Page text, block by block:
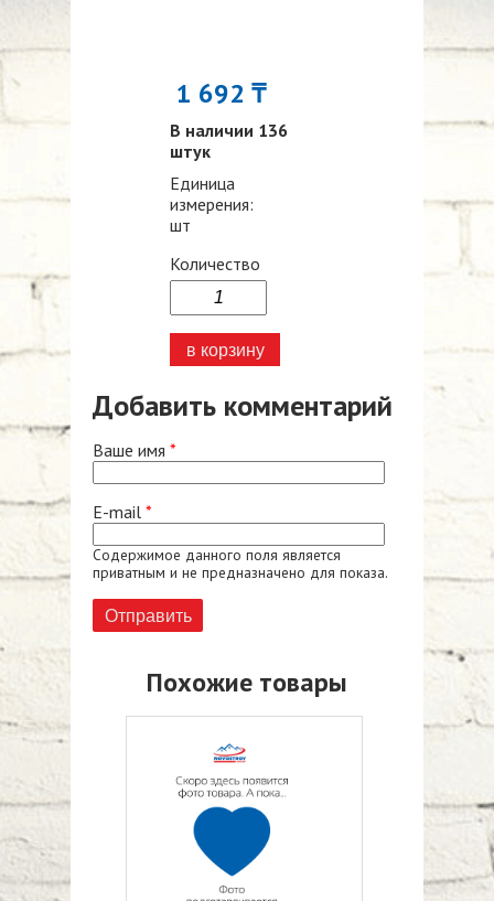
1 692 ₸
В наличии 136
штук
Единица
измерения:
шт
Количество
Добавить комментарий
Ваше имя *
E-mail *
Содержимое данного поля является
приватным и не предназначено для показа.
Похожие товары